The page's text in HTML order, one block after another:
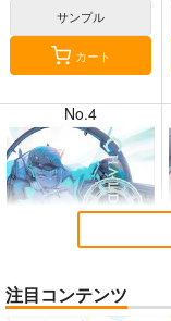
7月31日掲載
7月30日掲載
サンプル
カート
No.4
注目コンテンツ